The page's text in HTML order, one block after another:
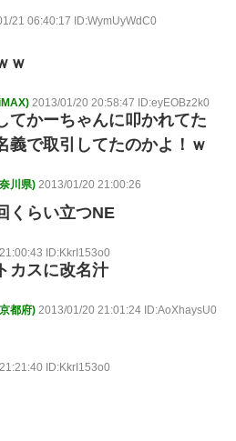
21 06:40:17 ID:WymUyWdC0
ｗ
2013/01/20 20:58:47 ID:eyEOBz2k0
てかーちゃんに叩かれてた
義で取引してたのかよ！ｗ
川県) 2013/01/20 21:00:26
くらい立つNE
ID:KkrI153o0
カスに改名汁
都府) 2013/01/20 21:01:24 ID:AoXhaysU0
ID:KkrI153o0